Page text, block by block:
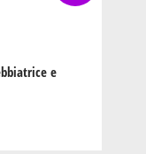
e